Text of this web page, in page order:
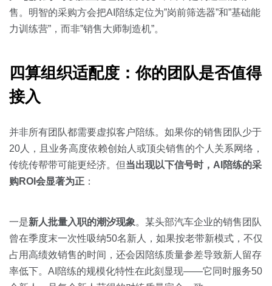
售。明智的采购方会把AI陪练定位为”岗前筛选器”和”基础能
力训练营”，而非”销售大师制造机”。
四算组织适配度：你的团队是否值得
接入
并非所有团队都需要虚拟客户陪练。如果你的销售团队少于
20人，且业务高度依赖创始人或顶尖销售的个人关系网络，
传统传帮带可能更经济。但当出现以下信号时，AI陪练的采
购ROI会显著为正 ：
一是新人批量入职的潮汐现象。某头部汽车企业的销售团队
曾在季度末一次性吸纳50名新人，如果按老带新模式，不仅
占用高绩效销售的时间，还会因陪练质量参差导致新人留存
率低下。AI陪练的规模化特性在此刻显现——它同时服务50